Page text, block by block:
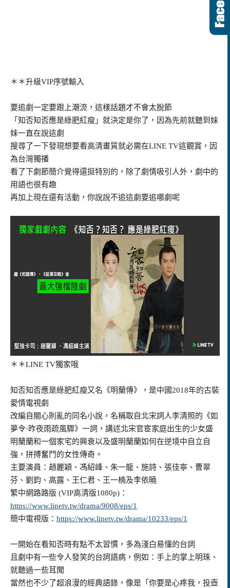
＊＊升級VIP序號輸入
要追劇一定要跟上潮流，這樣話題才不會太脫節
「知否知否應是綠肥紅瘦」就決定是你了，因為先前就聽到妹
妹一直在說這劇
搜尋了一下發現想要看高清畫質就必需在LINE TV這觀賞，因
為台灣獨播
看了下劇節簡介覺得還挺特別的，除了劇情吸引人外，劇中的
用語也很有趣
再加上現在還有活動，你說說不追這劇要追哪劇呢
＊＊LINE TV獨家哦
知否知否應是綠肥紅瘦又名《明蘭傳》，是中國2018年的古裝
愛情電視劇
改編自關心則亂的同名小說，名稱取自北宋詞人李清照的《如
夢令·昨夜雨疏風驟》一詞，講述北宋官宦家庭出生的少女盛
明蘭蘭和一個家宅的興衰以及盛明蘭蘭如何在逆境中自立自
強，拼搏奮鬥的女性傳奇。
主要演員：趙麗穎、馮紹峰、朱一龍、施詩、張佳寧、曹翠
芬、劉鈞、高露、王仁君、王一楠及李依曉
繁中網路路版 (VIP高清版1080p)：
https://www.linetv.tw/drama/9008/eps/1
簡中電視版： https://www.linetv.tw/drama/10233/eps/1
一開始在看知否時有點不太習慣，多為淺白易懂的台詞
且劇中有一些令人發笑的台詞語病，例如：手上的掌上明珠、
就聽過一些耳聞
當然也不少了超浪漫的經典語錄，像是「你要是心疼我，投壺